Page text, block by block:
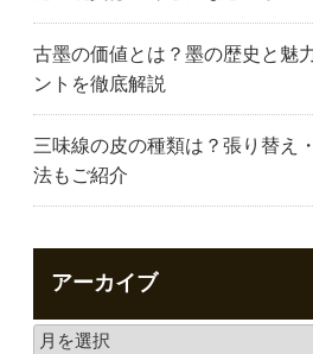
古墨の価値とは？墨の歴史と魅
ントを徹底解説
三味線の皮の種類は？張り替え
法もご紹介
アーカイブ